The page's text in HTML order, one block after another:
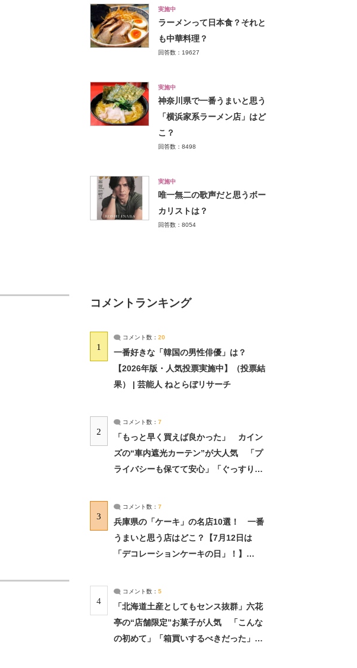
実施中
ラーメンって日本食？それと
も中華料理？
回答数：19627
実施中
神奈川県で一番うまいと思う
「横浜家系ラーメン店」はど
こ？
回答数：8498
実施中
唯一無二の歌声だと思うボー
カリストは？
回答数：8054
コメントランキング
1
コメント数： 20
一番好きな「韓国の男性俳優」は？
【2026年版・人気投票実施中】（投票結
果） | 芸能人 ねとらぼリサーチ
2
コメント数： 7
「もっと早く買えば良かった」 カイン
ズの“車内遮光カーテン”が大人気 「プ
ライバシーも保てて安心」「ぐっすり眠
3
コメント数： 7
兵庫県の「ケーキ」の名店10選！ 一番
うまいと思う店はどこ？【7月12日は
「デコレーションケーキの日」！】
4
コメント数： 5
「北海道土産としてもセンス抜群」六花
亭の“店舗限定”お菓子が人気 「こんな
の初めて」「箱買いするべきだった」